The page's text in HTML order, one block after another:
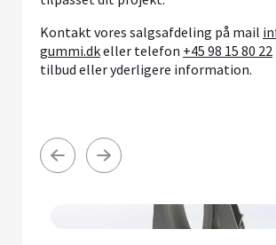
Kontakt vores salgsafdeling på mail
gummi.dkeller telefon +45 98 15 80 22
tilbud eller yderligere information.